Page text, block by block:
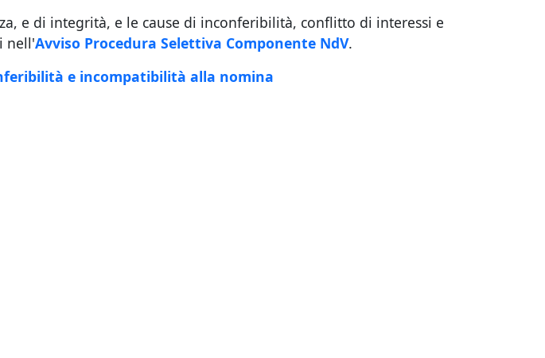
e di integrità, e le cause di inconferibilità, conflitto di interessi e
nell'Avviso Procedura Selettiva Componente NdV.
e incompatibilità alla nomina